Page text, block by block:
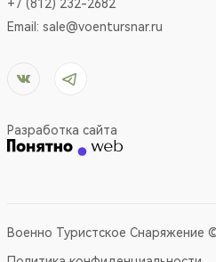
+7 (812) 232-2682
Email: sale@voentursnar.ru
Разработка сайта
Военно Туристское Снаряжение